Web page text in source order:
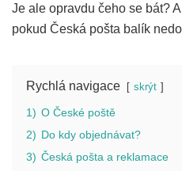
Je ale opravdu čeho se bát?
pokud Česká pošta balík
Rychlá navigace skrýt
1) O České poště
2) Do kdy objednávat?
3) Česká pošta a reklamace